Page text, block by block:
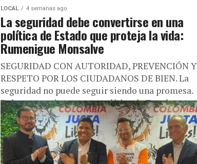
LOCAL 4 semanas ago
La seguridad debe convertirse en una
política de Estado que proteja la vida:
Rumenigue Monsalve
SEGURIDAD CON AUTORIDAD, PREVENCIÓN Y
RESPETO POR LOS CIUDADANOS DE BIEN. La
seguridad no puede seguir siendo una promesa.
Debe convertirse en una política de Estado...